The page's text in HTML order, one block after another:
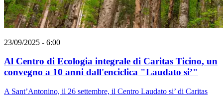
23/09/2025 - 6:00
Al Centro di Ecologia integrale di Caritas Ticino, un
convegno a 10 anni dall'enciclica "Laudato si’"
A Sant’Antonino, il 26 settembre, il Centro Laudato si’ di Caritas